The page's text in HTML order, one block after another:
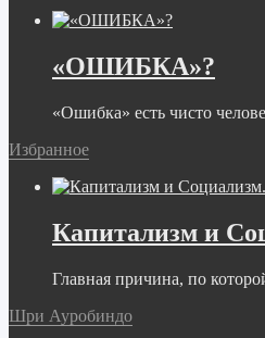
«ОШИБКА»?
«Ошибка» есть чисто
Избранное
Капитализм и
Главная причина, по
Шри Ауробиндо